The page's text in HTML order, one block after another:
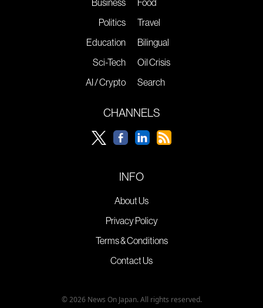
Business
Politics
Education
Sci-Tech
AI / Crypto
Food
Travel
Bilingual
Oil Crisis
Search
CHANNELS
INFO
About Us
Privacy Policy
Terms & Conditions
Contact Us
© 2026 News On Japan. All rights reserved.